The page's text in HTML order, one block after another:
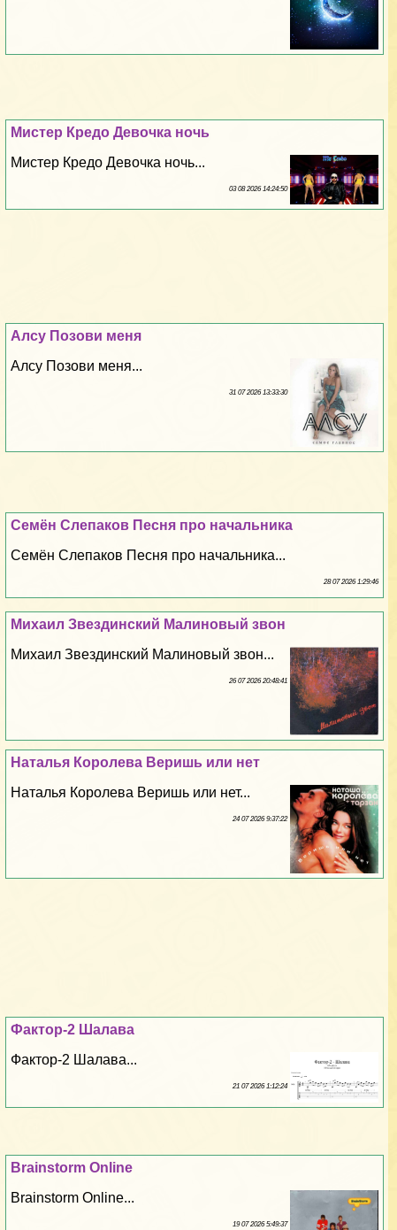
Мистер Кредо Дeвoчка ночь
Мистер Кредо Дeвoчка ночь...
03 08 2026 14:24:50
Алсу Позови меня
Алсу Позови меня...
31 07 2026 13:33:30
Семён Слепаков Песня про начальника
Семён Слепаков Песня про начальника...
28 07 2026 1:29:46
Михаил Звездинский Малиновый звон
Михаил Звездинский Малиновый звон...
26 07 2026 20:48:41
Наталья Королева Веришь или нет
Наталья Королева Веришь или нет...
24 07 2026 9:37:22
Фактор-2 Шалава
Фактор-2 Шалава...
21 07 2026 1:12:24
Brainstorm Online
Brainstorm Online...
19 07 2026 5:49:37